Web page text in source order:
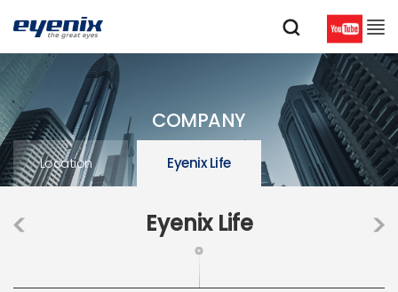
COMPANY
Location Eyenix Life
Eyenix Life